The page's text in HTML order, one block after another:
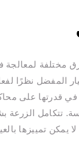
لمعالجة
المفضل نظرًا
في قدرتها على
تتكامل
يمكن تمييزها